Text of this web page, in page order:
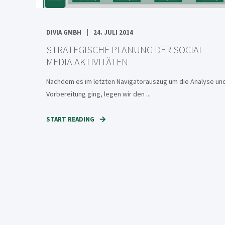
DIVIA GMBH 24. JULI 2014
STRATEGISCHE PLANUNG DER SOCIAL
MEDIA AKTIVITÄTEN
Nachdem es im letzten Navigatorauszug um die Analyse
Vorbereitung ging, legen wir den ...
START READING